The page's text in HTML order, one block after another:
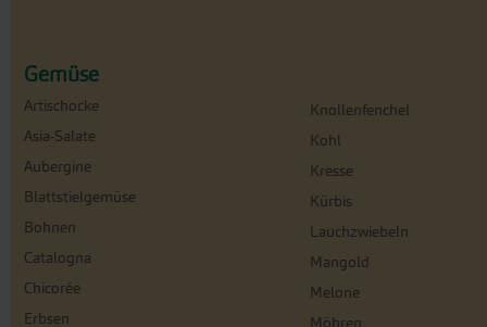
Gemüse
Artischocke
Asia-Salate
Aubergine
Blattstielgemüse
Bohnen
Catalogna
Chicorée
Erbsen
Knollenfenchel
Kohl
Kresse
Kürbis
Lauchzwiebeln
Mangold
Melone
Möhren